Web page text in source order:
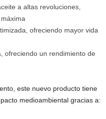
a altas revoluciones,
ofreciendo mayor vida
ofreciendo un rendimiento de
este nuevo producto tiene
medioambiental gracias a: